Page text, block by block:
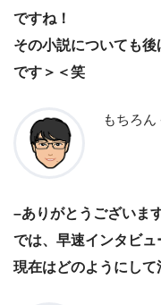
ですね！
その小説についても
です＞＜笑
もちろん
–ありがとうございま
では、早速インタビュ
現在はどのようにし